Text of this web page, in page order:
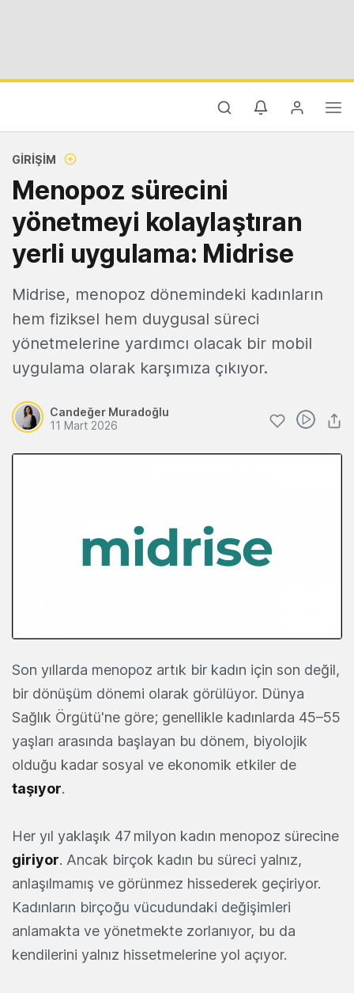
GIRIŞIM
Menopoz sürecini
yönetmeyi kolaylaştıran
yerli uygulama: Midrise
Midrise, menopoz dönemindeki kadınların
hem fiziksel hem duygusal süreci
yönetmelerine yardımcı olacak bir mobil
uygulama olarak karşımıza çıkıyor.
Candeğer Muradoğlu
11 Mart 2026
Son yıllarda menopoz artık bir kadın için son değil,
bir dönüşüm dönemi olarak görülüyor. Dünya
Sağlık Örgütü'ne göre; genellikle kadınlarda 45–55
yaşları arasında başlayan bu dönem, biyolojik
olduğu kadar sosyal ve ekonomik etkiler de
taşıyor.
Her yıl yaklaşık 47 milyon kadın menopoz sürecine
giriyor. Ancak birçok kadın bu süreci yalnız,
anlaşılmamış ve görünmez hissederek geçiriyor.
Kadınların birçoğu vücudundaki değişimleri
anlamakta ve yönetmekte zorlanıyor, bu da
kendilerini yalnız hissetmelerine yol açıyor.